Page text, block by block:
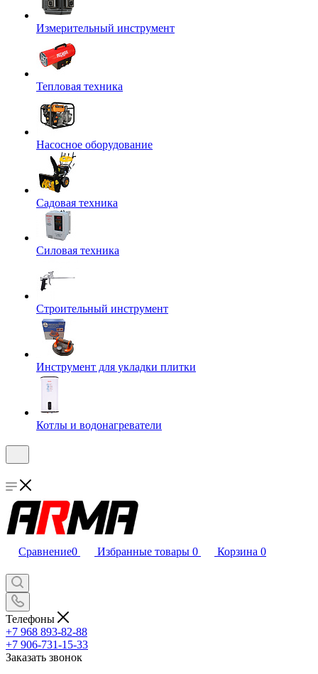
Измерительный инструмент
Тепловая техника
Насосное оборудование
Садовая техника
Силовая техника
Строительный инструмент
Инструмент для укладки плитки
Котлы и водонагреватели
Сравнение0 Избранные товары 0 Корзина 0
Телефоны
+7 968 893-82-88
+7 906-731-15-33
Заказать звонок